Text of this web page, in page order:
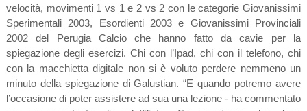
velocità, movimenti 1 vs 1 e 2 vs 2 con le categorie Giovanissimi
Sperimentali 2003, Esordienti 2003 e Giovanissimi Provinciali
2002 del Perugia Calcio che hanno fatto da cavie per la
spiegazione degli esercizi. Chi con l’Ipad, chi con il telefono, chi
con la macchietta digitale non si è voluto perdere nemmeno un
minuto della spiegazione di Galustian. “E quando potremo avere
l’occasione di poter assistere ad sua una lezione - ha commentato